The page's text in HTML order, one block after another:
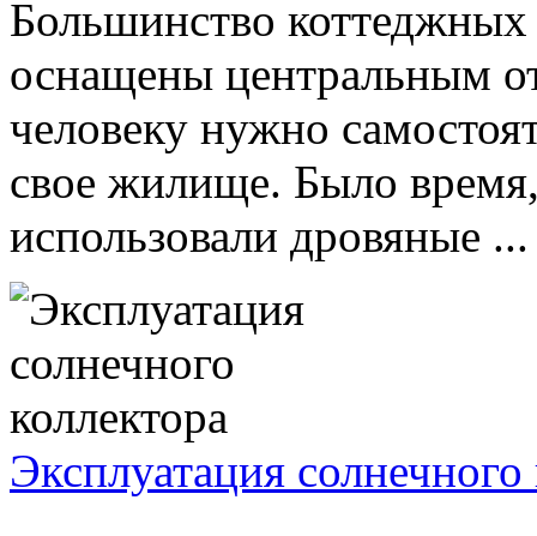
Большинство
оснащены центральным
человеку нужно
свое жилище. Было
использовали дровяные ...
Эксплуатация солнечного